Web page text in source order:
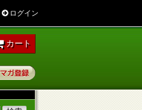
ログイン
カート